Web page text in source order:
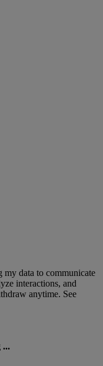
my data to communicate
interactions, and
anytime. See
...